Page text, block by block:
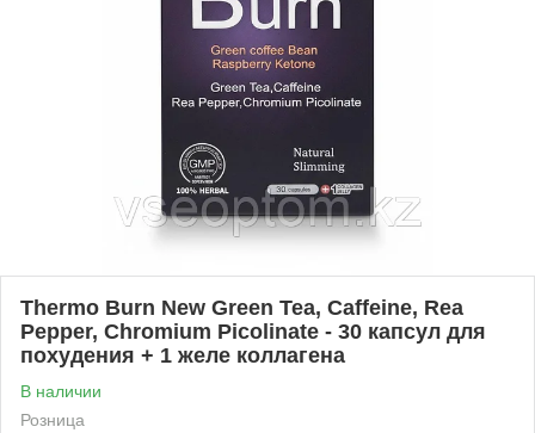
Thermo Burn New Green Tea, Caffeine, Rea
Pepper, Chromium Picolinate - 30 капсул для
похудения + 1 желе коллагена
В наличии
Розница